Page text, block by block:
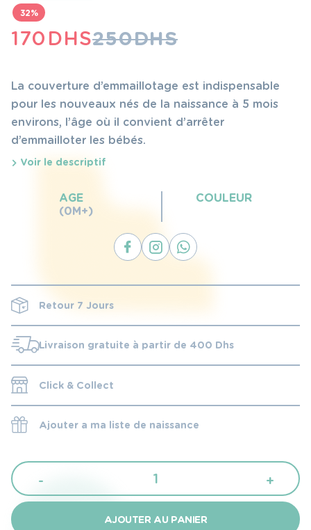
250DHS
LE
INITIAL
ÉTAIT :
250 DHS.
170 DHS
LE
ACTUEL
EST :
170 DHS.
32%
La couverture d’emmaillotage est indispensable
pour les nouveaux nés de la naissance à 5 mois
environs, l’âge où il convient d’arrêter
d’emmailloter les bébés.
Voir le descriptif
AGE
(0M+)
COULEUR
Retour 7 Jours
Livraison gratuite à partir de 400 Dhs
Click & Collect
Ajouter a ma liste de naissance
-
quantité
de
emmaillotage
+
AJOUTER AU PANIER